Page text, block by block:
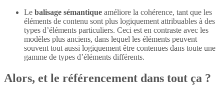
Le balisage sémantique améliore la cohérence, tant que les
éléments de contenu sont plus logiquement attribuables à des
types d’éléments particuliers. Ceci est en contraste avec les
modèles plus anciens, dans lequel les éléments peuvent
souvent tout aussi logiquement être contenues dans toute une
gamme de types d’éléments différents.
Alors, et le référencement dans tout ça ?